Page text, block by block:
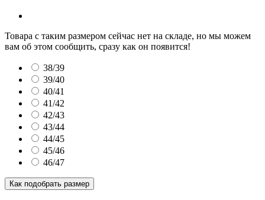
Товара с таким размером сейчас нет на складе, но мы можем
вам об этом сообщить, сразу как он появится!
38/39
39/40
40/41
41/42
42/43
43/44
44/45
45/46
46/47
Как подобрать размер